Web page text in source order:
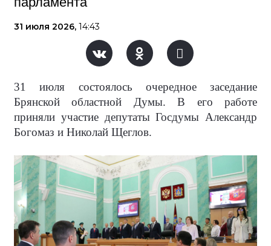
31 июля 2026, 14:43
31 июля состоялось очередное заседание
Брянской областной Думы. В его работе
приняли участие депутаты Госдумы Александр
Богомаз и Николай Щеглов.